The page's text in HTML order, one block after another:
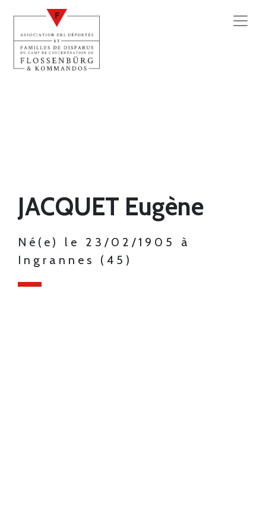
JACQUET Eugène
Né(e) le 23/02/1905 à
Ingrannes (45)